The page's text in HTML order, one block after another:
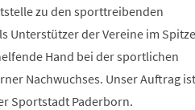
zu den sporttreibenden
Unterstützer der Vereine im
Hand bei der sportlichen
Nachwuchses. Unser Auftrag
Sportstadt Paderborn.